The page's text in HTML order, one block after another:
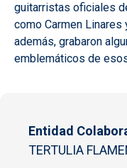
guitarristas oficiales
como Carmen Linares
además, grabaron
emblemáticos de
Entidad
TERTULIA